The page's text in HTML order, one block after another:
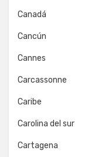
Canadá
Cancún
Cannes
Carcassonne
Caribe
Carolina del sur
Cartagena